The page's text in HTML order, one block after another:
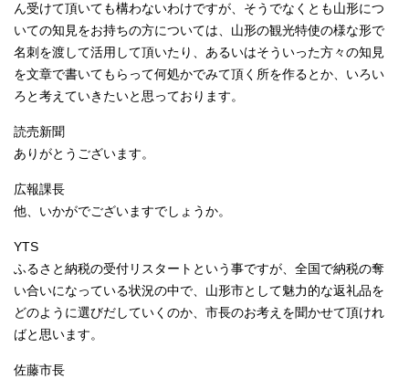
ん受けて頂いても構わないわけですが、そうでなくとも山形につ
いての知見をお持ちの方については、山形の観光特使の様な形で
名刺を渡して活用して頂いたり、あるいはそういった方々の知見
を文章で書いてもらって何処かでみて頂く所を作るとか、いろい
ろと考えていきたいと思っております。
読売新聞
ありがとうございます。
広報課長
他、いかがでございますでしょうか。
YTS
ふるさと納税の受付リスタートという事ですが、全国で納税の奪
い合いになっている状況の中で、山形市として魅力的な返礼品を
どのように選びだしていくのか、市長のお考えを聞かせて頂けれ
ばと思います。
佐藤市長